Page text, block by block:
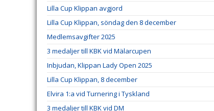
Lilla Cup Klippan avgjord
Lilla Cup Klippan, söndag den 8 december
Medlemsavgifter 2025
3 medaljer till KBK vid Mälarcupen
Inbjudan, Klippan Lady Open 2025
Lilla Cup Klippan, 8 december
Elvira 1:a vid Turnering i Tyskland
3 medaljer till KBK vid DM